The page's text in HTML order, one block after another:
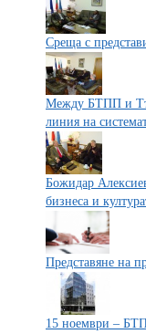
Среща с
Между БТПП и
линия на
Божидар
бизнеса и
Представяне на
15 ноември –